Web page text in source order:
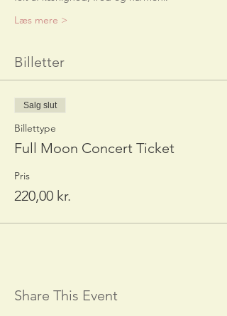
Læs mere >
Billetter
Salg slut
Billettype
Full Moon Concert Ticket
Pris
220,00 kr.
Share This Event